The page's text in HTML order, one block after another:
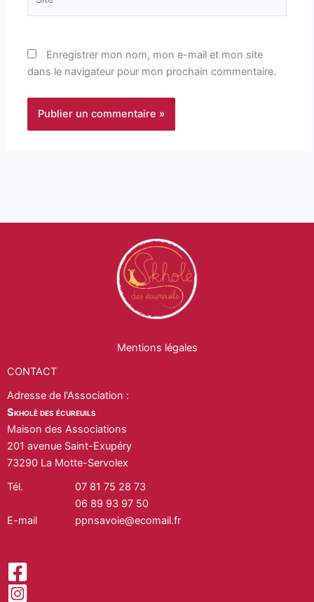
Enregistrer mon nom, mon e-mail et mon site
dans le navigateur pour mon prochain commentaire.
Mentions légales
CONTACT
Adresse de l'Association :
Skholè des écureuils
Maison des Associations
201 avenue Saint-Exupéry
73290 La Motte-Servolex
Tél.
E-mail
07 81 75 28 73
06 89 93 97 50
ppnsavoie@ecomail.fr